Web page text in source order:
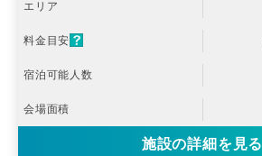
エリア
料金目安
宿泊可能人数
会場面積
施設の詳細を見る